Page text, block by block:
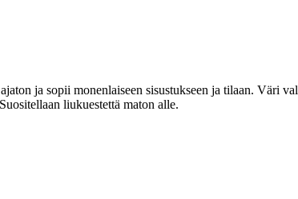
ja sopii monenlaiseen sisustukseen ja tilaan. Väri
liukuestettä maton alle.